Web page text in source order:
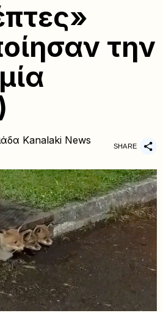
την
Kanalaki News SHARE